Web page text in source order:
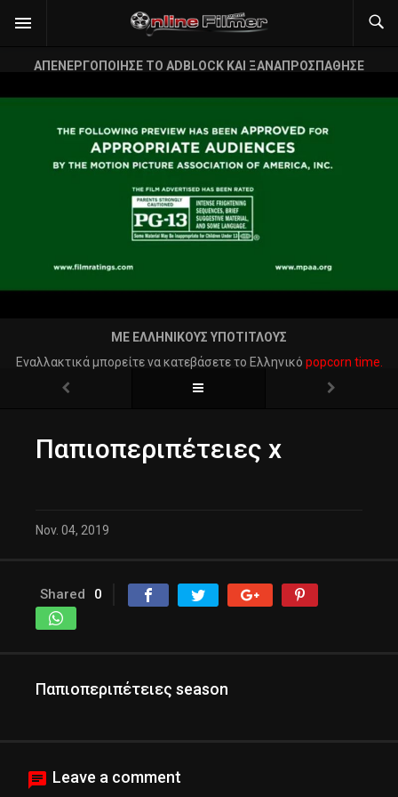
ΑΠΕΝΕΡΓΟΠΟΙΗΣΕ ΤΟ ADBLOCK ΚΑΙ ΞΑΝΑΠΡΟΣΠΑΘΗΣΕ
ΜΕ ΕΛΛΗΝΙΚΟΥΣ ΥΠΟΤΙΤΛΟΥΣ
Εναλλακτικά μπορείτε να κατεβάσετε το Ελληνικό popcorn time.
Παπιοπεριπέτειες x
Nov. 04, 2019
Shared 0
Παπιοπεριπέτειες season
Leave a comment